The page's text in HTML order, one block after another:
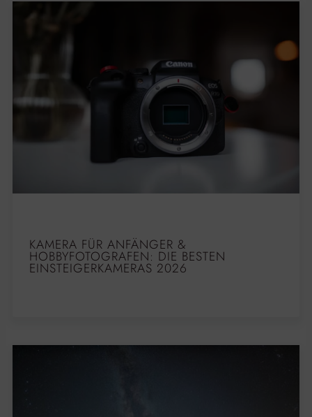
KAMERA FÜR ANFÄNGER &
HOBBYFOTOGRAFEN: DIE BESTEN
EINSTEIGERKAMERAS 2026